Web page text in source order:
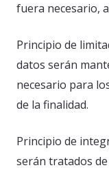
fuera necesario,
Principio de
datos serán
necesario para
de la finalidad.
Principio de
serán tratados